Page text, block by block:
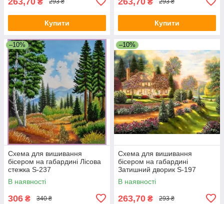
293 ₴
Купити
293 ₴
Купити
–10%
Схема для вишивання
бісером на габардині Лісова
стежка S-237
В наявності
306 ₴ 340 ₴
–10%
Схема для вишивання
бісером на габардині
Затишний дворик S-197
В наявності
263,70 ₴ 293 ₴